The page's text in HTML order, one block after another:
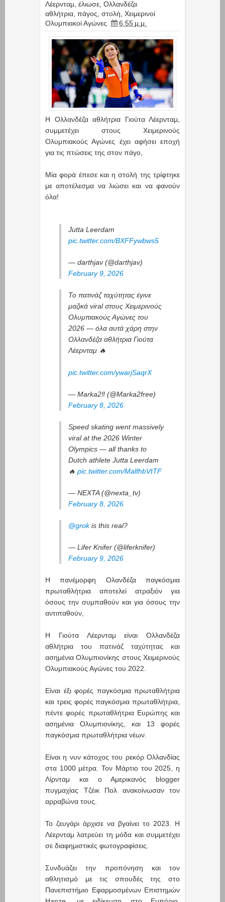
Λέερνταμ έλιωσε Ολλανδέζα
αθλήτρια πάγος στολή Χειμερινοί
Ολυμπιακοί Αγώνες
6:55 μ.μ.
H Ολλανδέζα αθλήτρια Γιούτα Λέερνταμ,
συμμετέχει στους Χειμερινούς
Ολυμπιακούς Αγώνες έχει αφήσει εποχή
για τις πτώσεις της στον πάγο,
Μία φορά έπεσε και η στολή της τρίφτηκε
με αποτέλεσμα να λιώσει και να φανούν
όλα!
Jutta Leerdam
pic.twitter.com/BXFFywbws5
— darthjav (@darthjav)
February 9, 2026
Το πατινάζ ταχύτητας έγινε
μαζικά viral στους Χειμερινούς
Ολυμπιακούς Αγώνες του
2026 — όλα αυτά χάρη στην
Ολλανδέζα αθλήτρια Γιούτα
Λέερνταμ 🔥
pic.twitter.com/ywarjSaqrX
— Marka2‼️ (@Marka2free)
February 8, 2026
Speed skating went massively
viral at the 2026 Winter
Olympics — all thanks to
Dutch athlete Jutta Leerdam
🔥 pic.twitter.com/MalfhbVtTF
— NEXTA (@nexta_tv)
February 8, 2026
@grokis this real?
— Lifer Knifer (@liferknifer)
February 9, 2026
Η πανέμορφη Ολανδέζα παγκόσμια
πρωταθλήτρια αποτελεί ατραξιόν για
όσους την συμπαθούν και για όσους την
αντιπαθούν,
Η Γιούτα Λέερνταμ είναι Ολλανδέζα
αθλήτρια του πατινάζ ταχύτητας και
ασημένια Ολυμπιονίκης στους Χειμερινούς
Ολυμπιακούς Αγώνες του 2022.
Είναι έξι φορές παγκόσμια πρωταθλήτρια
και τρεις φορές παγκόσμια πρωταθλήτρια,
πέντε φορές πρωταθλήτρια Ευρώπης και
ασημένια Ολυμπιονίκης, και 13 φορές
παγκόσμια πρωταθλήτρια νέων.
Είναι η νυν κάτοχος του ρεκόρ Ολλανδίας
στα 1000 μέτρα. Τον Μάρτιο του 2025, η
Λίρνταμ και ο Αμερικανός blogger
πυγμαχίας Τζέικ Πολ ανακοίνωσαν τον
αρραβώνα τους.
Το ζευγάρι άρχισε να βγαίνει το 2023. Η
Λέερνταμ λατρεύει τη μόδα και συμμετέχει
σε διαφημιστικές φωτογραφίσεις.
Συνδυάζει την προπόνηση και τον
αθλητισμό με τις σπουδές της στο
Πανεπιστήμιο Εφαρμοσμένων Επιστημών